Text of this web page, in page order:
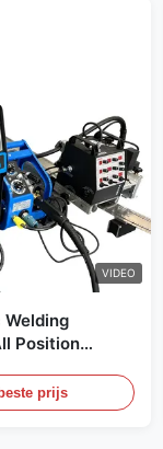
VIDEO
Welding
Position
prijs